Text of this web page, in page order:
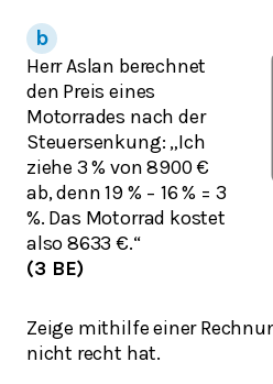
Herr Aslan berechnet
den Preis eines
Motorrades nach der
Steuersenkung: „Ich
ziehe 3 % von 8900 €
ab, denn 19 % − 16 % = 3
%. Das Motorrad kostet
also 8633 €.“
(3 BE)
Zeige mithilfe einer
nicht recht hat.